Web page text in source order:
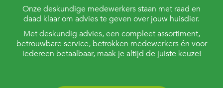
Onze deskundige medewerkers staan met raad en
daad klaar om advies te geven over jouw huisdier.
Met deskundig advies, een compleet assortiment,
betrouwbare service, betrokken medewerkers én voor
iedereen betaalbaar, maak je altijd de juiste keuze!